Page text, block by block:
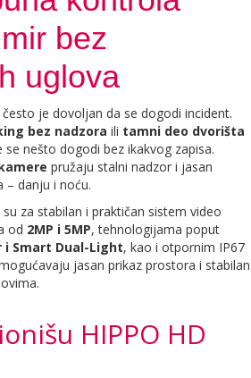
bez
uglova
je dovoljan da se dogodi incident.
bez nadzora ili tamni deo dvorišta
nešto dogodi bez ikakvog zapisa.
pružaju stalni nadzor i jasan
– danju i noću.
za stabilan i praktičan sistem video
od 2MP i 5MP, tehnologijama poput
i Smart Dual-Light, kao i otpornim IP67
jasan prikaz prostora i stabilan
HIPPO HD